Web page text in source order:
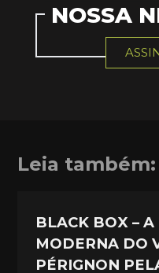
NOSSA
Leia também:
BLACK BOX –
MODERNA DO
PÉRIGNON